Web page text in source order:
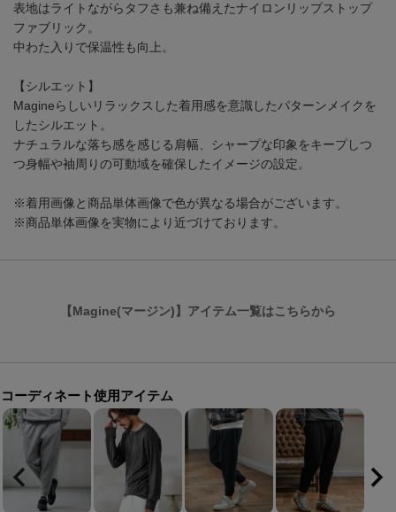
表地はライトながらタフさも兼ね備えたナイロンリップストップ
ファブリック。
中わた入りで保温性も向上。
【シルエット】
Magineらしいリラックスした着用感を意識したパターンメイクを
したシルエット。
ナチュラルな落ち感を感じる肩幅、シャープな印象をキープしつ
つ身幅や袖周りの可動域を確保したイメージの設定。
※着用画像と商品単体画像で色が異なる場合がございます。
※商品単体画像を実物により近づけております。
【Magine(マージン)】アイテム一覧はこちらから
コーディネート使用アイテム